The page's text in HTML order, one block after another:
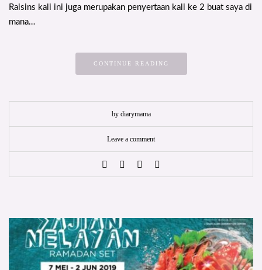
Raisins kali ini juga merupakan penyertaan kali ke 2 buat saya di
mana…
CONTINUE READING
by diarymama
Leave a comment